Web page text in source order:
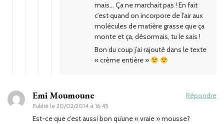
mais… Ça ne marchait pas ! En fait
c’est quand on incorpore de l’air aux
molécules de matière grasse que ça
monte et ça, désormais, tu le sais !
Bon du coup j’ai rajouté dans le texte
« crème entière »
Emi Moumoune
Publié le 20/02/2014 à 16:45
Répondre
Est-ce que c’est aussi bon qu’une « vraie » mousse?